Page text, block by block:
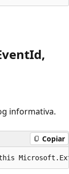
informativa.
Copiar